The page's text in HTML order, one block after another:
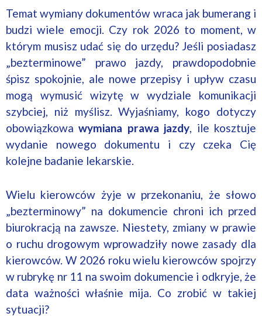
Temat wymiany dokumentów wraca jak bumerang i
budzi wiele emocji. Czy rok 2026 to moment, w
którym musisz udać się do urzędu? Jeśli posiadasz
„bezterminowe” prawo jazdy, prawdopodobnie
śpisz spokojnie, ale nowe przepisy i upływ czasu
mogą wymusić wizytę w wydziale komunikacji
szybciej, niż myślisz. Wyjaśniamy, kogo dotyczy
obowiązkowawymiana prawa jazdy, ile kosztuje
wydanie nowego dokumentu i czy czeka Cię
kolejne badanie lekarskie.
Wielu kierowców żyje w przekonaniu, że słowo
„bezterminowy” na dokumencie chroni ich przed
biurokracją na zawsze. Niestety, zmiany w prawie
o ruchu drogowym wprowadziły nowe zasady dla
kierowców. W 2026 roku wielu kierowców spojrzy
w rubrykę nr 11 na swoim dokumencie i odkryje, że
data ważności właśnie mija. Co zrobić w takiej
sytuacji?